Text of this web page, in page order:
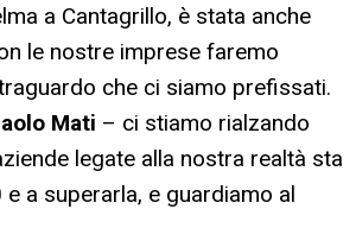
a Cantagrillo, è stata anche
le nostre imprese faremo
che ci siamo prefissati.
Mati – ci stiamo rialzando
legate alla nostra realtà sta
a superarla, e guardiamo al